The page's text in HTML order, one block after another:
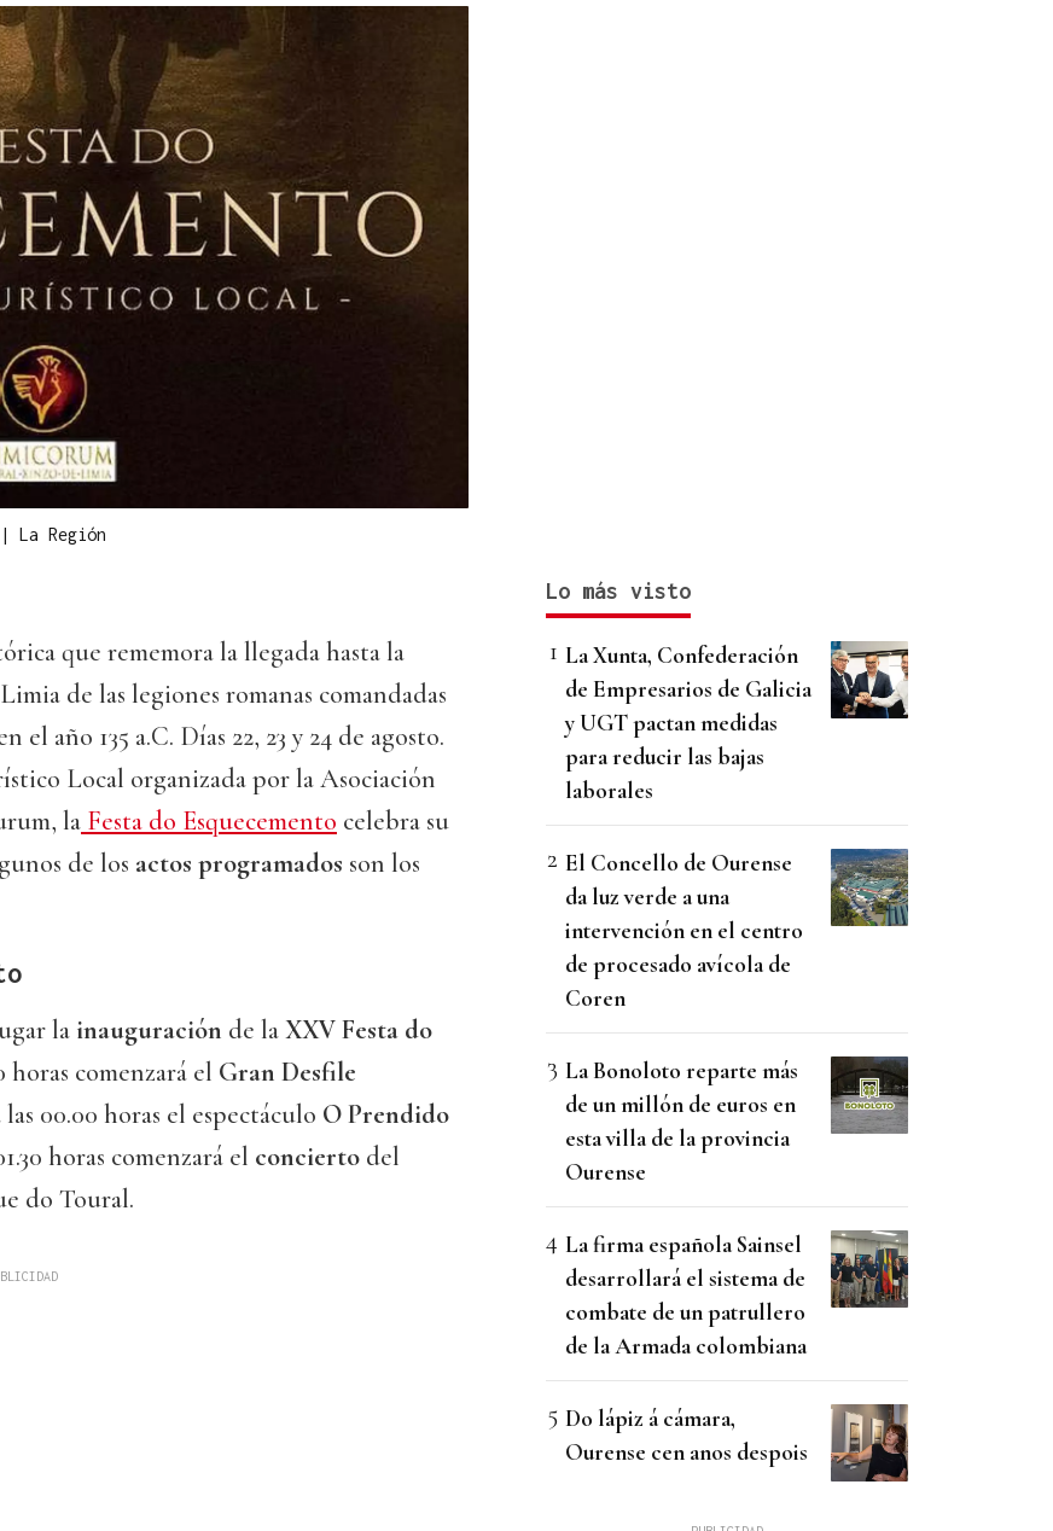
| La Región
que rememora la llegada hasta la
de las legiones romanas comandadas
año 135 a.C. Días 22, 23 y 24 de agosto.
Local organizada por la Asociación
la Festa do Esquecemento celebra su
de los actos programados son los
la inauguración de laXXV Festa do
horas comenzará el Gran Desfile
las 00.00 horas el espectáculo O Prendido
horas comenzará el concierto del
do Toural.
Lo más visto
La Xunta, Confederación
de Empresarios de Galicia
y UGT pactan medidas
para reducir las bajas
laborales
El Concello de Ourense
da luz verde a una
intervención en el centro
de procesado avícola de
Coren
La Bonoloto reparte más
de un millón de euros en
esta villa de la provincia
Ourense
La firma española Sainsel
desarrollará el sistema de
combate de un patrullero
de la Armada colombiana
Do lápiz á cámara,
Ourense cen anos despois